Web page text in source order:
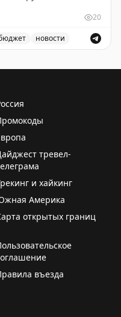
предсказуемо:
занимают первые
на мелочах — из
фантазию
сантехнику, в
кабана. Также
номеров и
краже различаются в
Гости 4-звездочных
предметы, чем
в эпоху путешествий
устоять перед
из номера.
20
новости
тревел-
и хайкинг
Америка
открытых границ
въезда